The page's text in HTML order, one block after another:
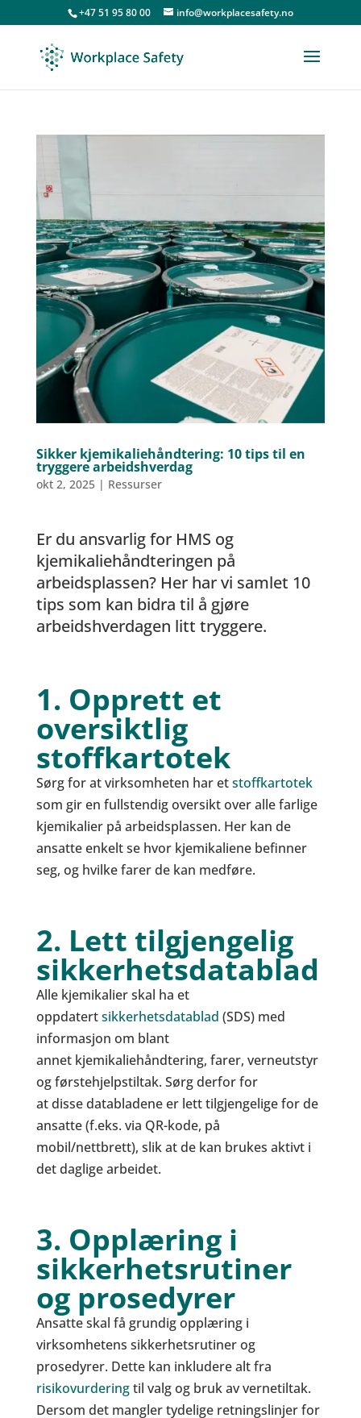
+47 51 95 80 00 info@workplacesafety.no
Sikker kjemikaliehåndtering: 10 tips til en
tryggere arbeidshverdag
okt 2, 2025| Ressurser
Er du ansvarlig for HMS og
kjemikaliehåndteringen på
arbeidsplassen? Her har vi samlet 10
tips som kan bidra til å gjøre
arbeidshverdagen litt tryggere.
1. Opprett et
oversiktlig
stoffkartotek
Sørg for at virksomheten har etstoffkartotek
som gir en fullstendig oversikt over alle farlige
kjemikalier på arbeidsplassen. Her kan de
ansatte enkelt se hvor kjemikaliene befinner
seg, og hvilke farer de kan medføre.
2. Lett tilgjengelig
sikkerhetsdatablad
Alle kjemikalier skal ha et
oppdatertsikkerhetsdatablad (SDS) med
informasjon om blant
annet kjemikaliehåndtering, farer, verneutstyr
og førstehjelpstiltak. Sørg derfor for
at disse databladene er lett tilgjengelige for de
ansatte (f.eks. via QR-kode, på
mobil/nettbrett), slik at de kan brukes aktivt i
det daglige arbeidet.
3. Opplæring i
sikkerhetsrutiner
og prosedyrer
Ansatte skal få grundig opplæring i
virksomhetens sikkerhetsrutiner og
prosedyrer. Dette kan inkludere alt fra
risikovurderingtil valg og bruk av vernetiltak.
Dersom det mangler tydelige retningslinjer for